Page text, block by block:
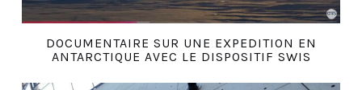
DOCUMENTAIRE SUR UNE EXPEDITION EN
ANTARCTIQUE AVEC LE DISPOSITIF SWIS